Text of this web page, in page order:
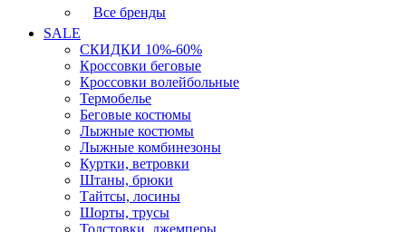
Все бренды
SALE
СКИДКИ 10%-60%
Кроссовки беговые
Кроссовки волейбольные
Термобелье
Беговые костюмы
Лыжные костюмы
Лыжные комбинезоны
Куртки, ветровки
Штаны, брюки
Тайтсы, лосины
Шорты, трусы
Толстовки, джемперы